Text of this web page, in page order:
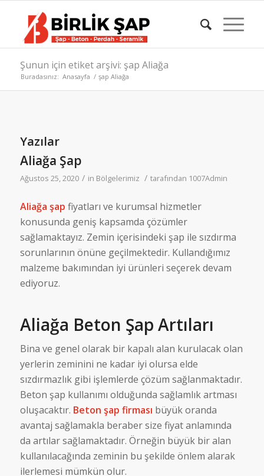
Şunun için etiket arşivi: şap Aliağa
Buradasınız: Anasayfa / şap Aliağa
Yazılar
Aliağa Şap
Ağustos 25, 2020 / in Bölgelerimiz / tarafından 1007Admin
Aliağa şap fiyatları ve kurumsal hizmetler
konusunda geniş kapsamda çözümler
sağlamaktayız. Zemin içerisindeki şap ile sızdırma
sorunlarının önüne geçilmektedir. Kullandığımız
malzeme bakımından iyi ürünleri seçerek devam
ediyoruz.
Aliağa Beton Şap Artıları
Bina ve genel olarak bir kapalı alan kurulacak olan
yerlerin zeminini ne kadar iyi olursa elde
sızdırmazlık gibi işlemlerde çözüm sağlanmaktadır.
Beton şap kullanımı olduğunda sağlamlık artması
oluşacaktır. Beton şap firması büyük oranda
avantaj sağlamakla beraber size fiyat anlamında
da artılar sağlamaktadır. Örneğin büyük bir alan
kullanılacağında zeminin bu şekilde önlem alarak
ilerlemesi mümkün olur.